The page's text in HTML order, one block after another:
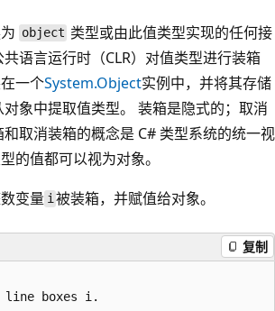
object 类型或由此值类型实现的任何接
语言运行时（CLR）对值类型进行装箱
一个System.Object实例中，并将其存储
象中提取值类型。 装箱是隐式的；取消
取消装箱的概念是 C# 类型系统的统一视
的值都可以视为对象。
变量 i被装箱，并赋值给对象。
复制
line boxes i.